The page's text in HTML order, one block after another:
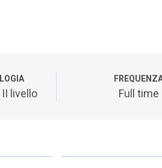
livello Full time